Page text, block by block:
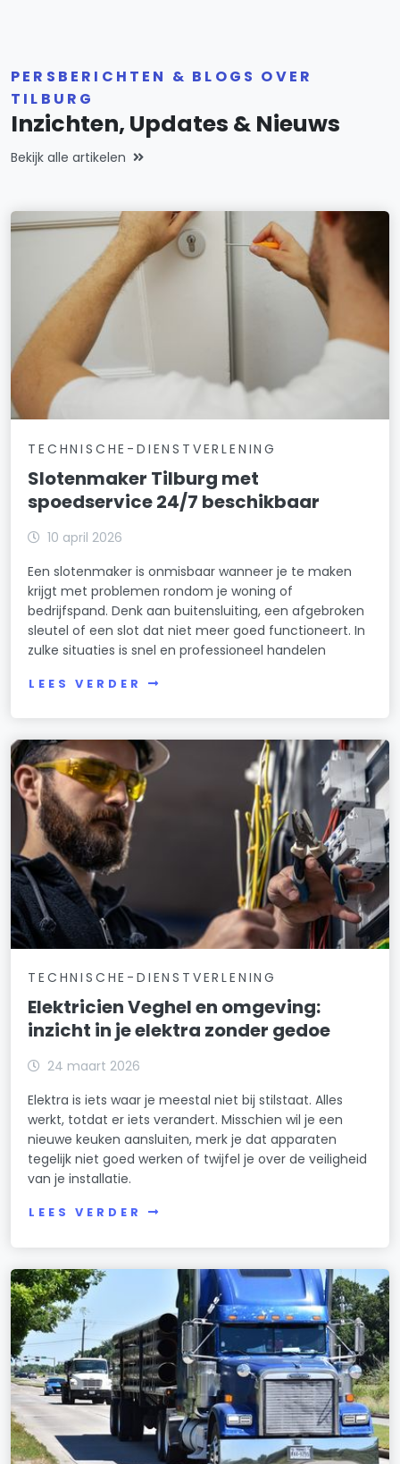
PERSBERICHTEN & BLOGS OVER
TILBURG
Inzichten, Updates & Nieuws
Bekijk alle artikelen
TECHNISCHE-DIENSTVERLENING
Slotenmaker Tilburg met
spoedservice 24/7 beschikbaar
10 april 2026
Een slotenmaker is onmisbaar wanneer je te maken
krijgt met problemen rondom je woning of
bedrijfspand. Denk aan buitensluiting, een afgebroken
sleutel of een slot dat niet meer goed functioneert. In
zulke situaties is snel en professioneel handelen
LEES VERDER
TECHNISCHE-DIENSTVERLENING
Elektricien Veghel en omgeving:
inzicht in je elektra zonder gedoe
24 maart 2026
Elektra is iets waar je meestal niet bij stilstaat. Alles
werkt, totdat er iets verandert. Misschien wil je een
nieuwe keuken aansluiten, merk je dat apparaten
tegelijk niet goed werken of twijfel je over de veiligheid
van je installatie.
LEES VERDER